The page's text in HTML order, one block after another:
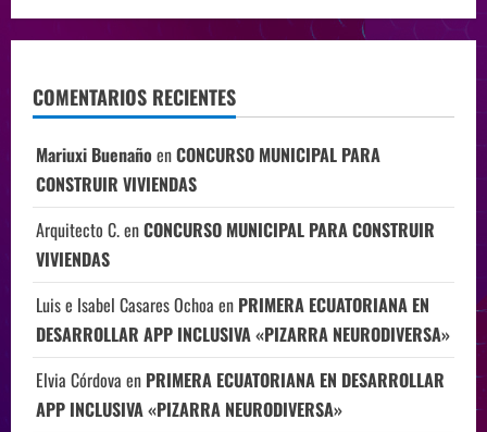
COMENTARIOS RECIENTES
Mariuxi Buenaño enCONCURSO MUNICIPAL PARA
CONSTRUIR VIVIENDAS
Arquitecto C.enCONCURSO MUNICIPAL PARA CONSTRUIR
VIVIENDAS
Luis e Isabel Casares Ochoa en PRIMERA ECUATORIANA EN
DESARROLLAR APP INCLUSIVA «PIZARRA NEURODIVERSA»
Elvia Córdova en PRIMERA ECUATORIANA EN DESARROLLAR
APP INCLUSIVA «PIZARRA NEURODIVERSA»